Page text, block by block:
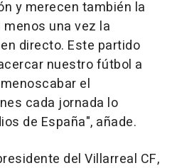
y merecen también la
una vez la
directo. Este partido
nuestro fútbol a
el
cada jornada lo
de España", añade.
del Villarreal CF,